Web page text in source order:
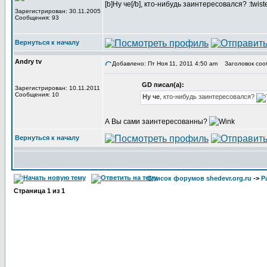
Зарегистрирован: 30.11.2005
Сообщения: 93
[b]Ну че[/b], кто-нибудь заинтересовался?
Вернуться к началу
Andry tv
Зарегистрирован: 10.11.2011
Сообщения: 10
Добавлено: Пт Ноя 11, 2011 4:50 am Заголовок
GD писал(а):
Ну че, кто-нибудь заинтересовался?
А Вы сами заинтересованны?
Вернуться к началу
Список форумов shedevr.org.ru ->
Страница 1 из 1